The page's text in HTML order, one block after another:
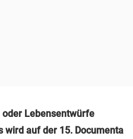
Lebensentwürfe
auf der 15. Documenta